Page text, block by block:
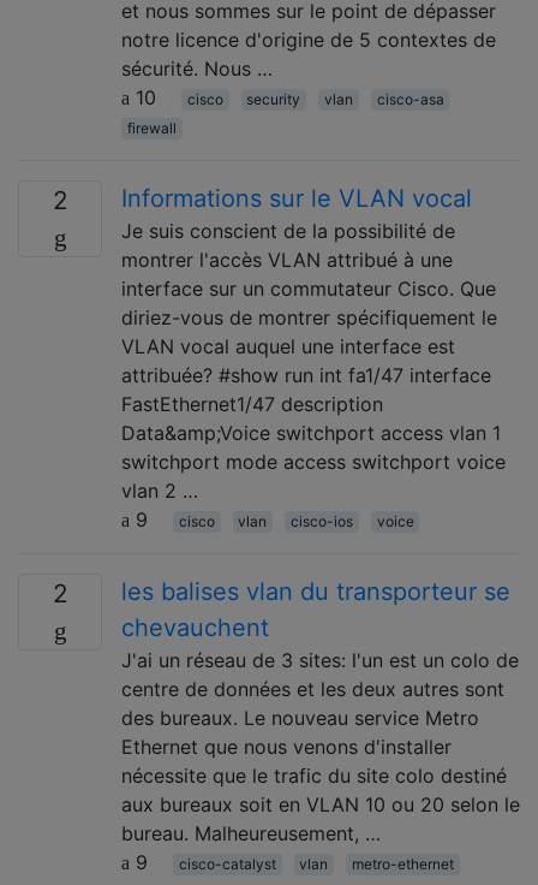
et nous sommes sur le point de dépasser
notre licence d'origine de 5 contextes de
sécurité. Nous …
10
cisco security vlan
cisco-asa
firewall
2 Informations sur le VLAN vocal
Je suis conscient de la possibilité de
montrer l'accès VLAN attribué à une
interface sur un commutateur Cisco. Que
diriez-vous de montrer spécifiquement le
VLAN vocal auquel une interface est
attribuée? #show run int fa1/47 interface
FastEthernet1/47 description
Data&amp;Voice switchport access vlan 1
switchport mode access switchport voice
vlan 2 …
9
cisco vlan cisco-ios voice
2
les balises vlan du transporteur se
chevauchent
J'ai un réseau de 3 sites: l'un est un colo de
centre de données et les deux autres sont
des bureaux. Le nouveau service Metro
Ethernet que nous venons d'installer
nécessite que le trafic du site colo destiné
aux bureaux soit en VLAN 10 ou 20 selon le
bureau. Malheureusement, …
9
cisco-catalyst vlan metro-ethernet